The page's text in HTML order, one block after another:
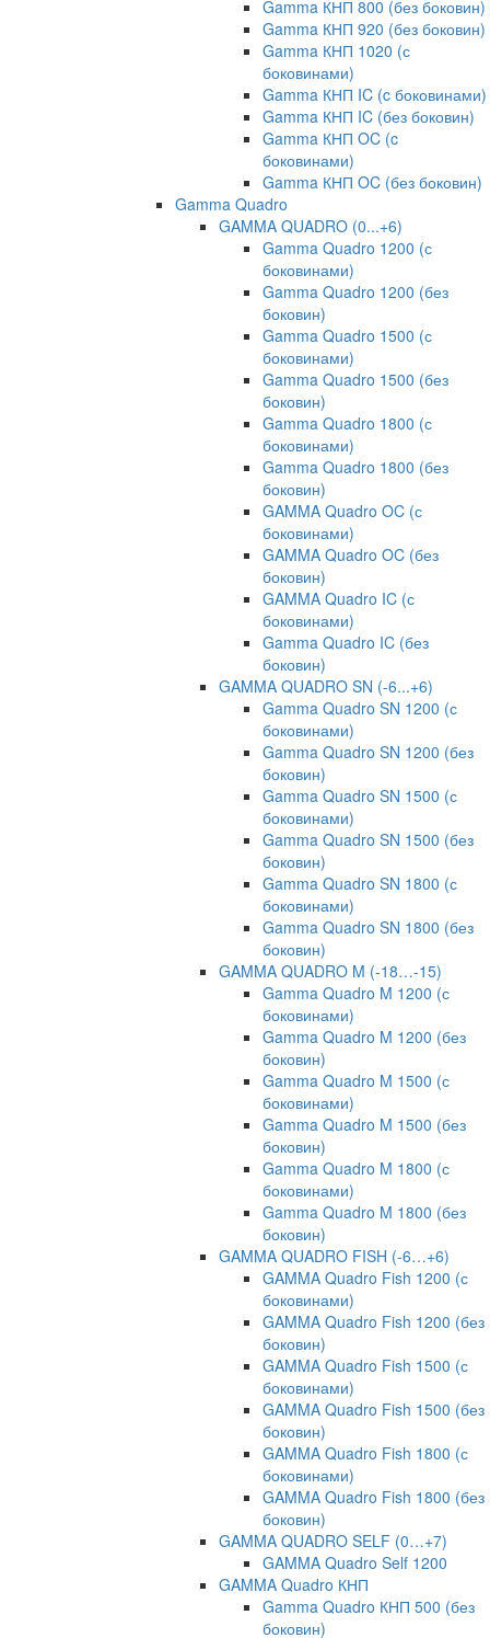
Gamma КНП 800 (без боковин)
Gamma КНП 920 (без боковин)
Gamma КНП 1020 (с
боковинами)
Gamma КНП IC (c боковинами)
Gamma КНП IC (без боковин)
Gamma КНП OC (c
боковинами)
Gamma КНП OC (без боковин)
Gamma Quadro
GAMMA QUADRO (0...+6)
Gamma Quadro 1200 (с
боковинами)
Gamma Quadro 1200 (без
боковин)
Gamma Quadro 1500 (с
боковинами)
Gamma Quadro 1500 (без
боковин)
Gamma Quadro 1800 (с
боковинами)
Gamma Quadro 1800 (без
боковин)
GAMMA Quadro OC (с
боковинами)
GAMMA Quadro OC (без
боковин)
GAMMA Quadro IC (с
боковинами)
Gamma Quadro IC (без
боковин)
GAMMA QUADRO SN (-6...+6)
Gamma Quadro SN 1200 (с
боковинами)
Gamma Quadro SN 1200 (без
боковин)
Gamma Quadro SN 1500 (с
боковинами)
Gamma Quadro SN 1500 (без
боковин)
Gamma Quadro SN 1800 (с
боковинами)
Gamma Quadro SN 1800 (без
боковин)
GAMMA QUADRO M (-18…-15)
Gamma Quadro M 1200 (с
боковинами)
Gamma Quadro M 1200 (без
боковин)
Gamma Quadro M 1500 (с
боковинами)
Gamma Quadro M 1500 (без
боковин)
Gamma Quadro M 1800 (с
боковинами)
Gamma Quadro M 1800 (без
боковин)
GAMMA QUADRO FISH (-6…+6)
GAMMA Quadro Fish 1200 (с
боковинами)
GAMMA Quadro Fish 1200 (без
боковин)
GAMMA Quadro Fish 1500 (с
боковинами)
GAMMA Quadro Fish 1500 (без
боковин)
GAMMA Quadro Fish 1800 (с
боковинами)
GAMMA Quadro Fish 1800 (без
боковин)
GAMMA QUADRO SELF (0…+7)
GAMMA Quadro Self 1200
GAMMA Quadro КНП
Gamma Quadro КНП 500 (без
боковин)